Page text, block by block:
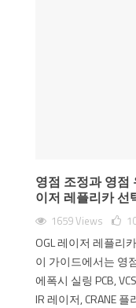
영점 조정과 영점
이저 레플리카 선
1659 Views
OGL 레이저 레플리
이 가이드에서는 영
에폭시 실링 PCB,
IR 레이저, CRANE